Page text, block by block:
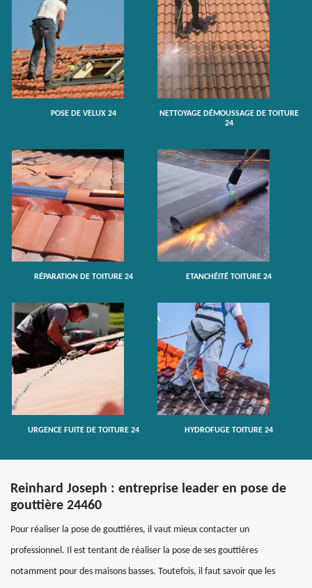
POSE DE VELUX 24
NETTOYAGE DÉMOUSSAGE DE TOITURE
24
RÉPARATION DE TOITURE 24 ETANCHÉITÉ TOITURE 24
URGENCE FUITE DE TOITURE 24 HYDROFUGE TOITURE 24
Reinhard Joseph : entreprise leader en pose de
gouttière 24460
Pour réaliser la pose de gouttières, il vaut mieux contacter un
professionnel. Il est tentant de réaliser la pose de ses gouttières
notamment pour des maisons basses. Toutefois, il faut savoir que les